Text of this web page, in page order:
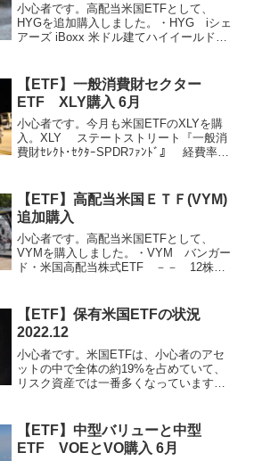
小心者です。高配当米国ETFとして、
HYGを追加購入しました。・HYG iシェ
アーズ iBoxx 米ドル建てハイイールド社
で、分配金利回りは4.94%程度と価格...
【ETF】一般消費財セクター
ETF XLY購入 6月
小心者です。今月も米国ETFのXLYを購
入。XLY ステートストリート『一般消
費財ｾﾚｸﾄ･ｾｸﾀｰSPDRﾌｧﾝﾄﾞ』 経費率
テスラ３．ホーム・デポ４．マクド...
【ETF】高配当米国ＥＴＦ(VYM)
追加購入
小心者です。高配当米国ETFとして、
VYMを購入しました。・VYM バンガー
ド・米国高配当株式ETF －－ 12株
す。VYMの1年のチャート 昨年12...
【ETF】保有米国ETFの状況
2022.12
小心者です。米国ETFは、小心者のアセ
ットの中で全体の約19%を占めていて、
リスク資産では一番多くなっています。
ETFの損益状況です。（2022.12.09時
点）X...
【ETF】中型バリューと中型
ETF VOEとVO購入 6月